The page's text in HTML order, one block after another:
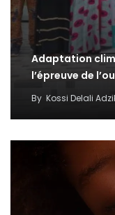
Adaptation
l’épreuve de
By Kossi Delali